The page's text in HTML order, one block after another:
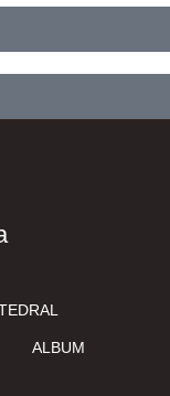
ALBUM